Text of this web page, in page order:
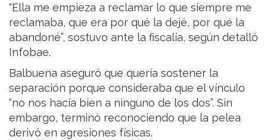
“Ella me empieza a reclamar lo que siempre me
reclamaba, que era por qué la dejé, por qué la
abandoné”, sostuvo ante la fiscalía, según detalló
Infobae.
Balbuena aseguró que quería sostener la
separación porque consideraba que el vínculo
“no nos hacía bien a ninguno de los dos”. Sin
embargo, terminó reconociendo que la pelea
derivó en agresiones físicas.